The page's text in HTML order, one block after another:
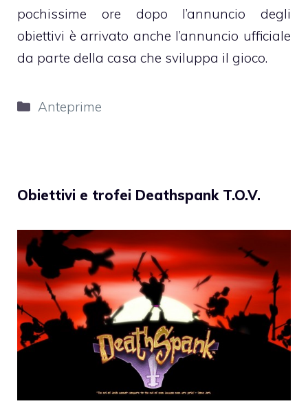
pochissime ore dopo l’annuncio degli
obiettivi è arrivato anche l’annuncio ufficiale
da parte della casa che sviluppa il gioco.
Categorie
Anteprime
Obiettivi e trofei Deathspank T.O.V.